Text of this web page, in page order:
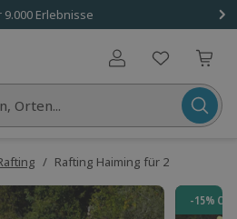
9.000 Erlebnisse
Benutzerkonto
Orten...
/ Rafting Haiming für 2
-15%